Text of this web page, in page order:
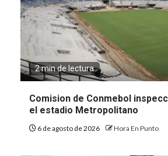
2 min de lectura
Comision de Conmebol
el estadio Metropolitano
6 de agosto de 2026 Hora En Punto